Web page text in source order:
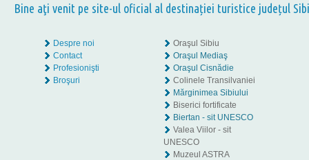
Bine aţi venit pe site-ul oficial al destinației turistice județul
Despre noi
Contact
Profesionişti
Broşuri
Oraşul Sibiu
Oraşul Mediaş
Oraşul Cisnădie
Colinele Transilvaniei
Mărginimea Sibiului
Biserici fortificate
Biertan - sit UNESCO
Valea Viilor - sit
UNESCO
Muzeul ASTRA